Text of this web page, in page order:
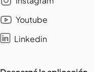
Youtube
Linkedin